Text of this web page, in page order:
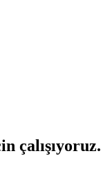
çalışıyoruz.